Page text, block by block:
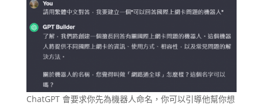
ChatGPT 會要求你先為機器人命名，你可以引導他幫你想